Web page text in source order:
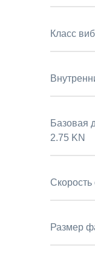
Класс
Базовая
2.75 KN
Размер